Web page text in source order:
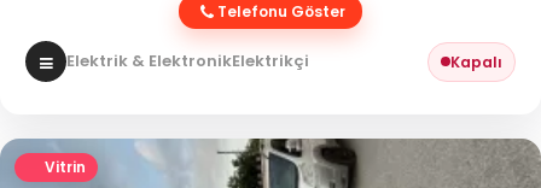
Telefonu Göster
Elektrik & ElektronikElektrikçi Kapalı
Vitrin